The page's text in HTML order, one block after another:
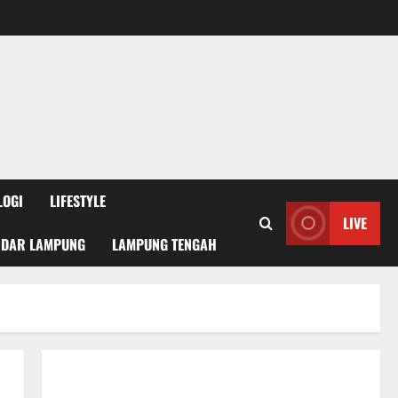
LIFESTYLE
LAMPUNG LAMPUNG TENGAH
LIVE